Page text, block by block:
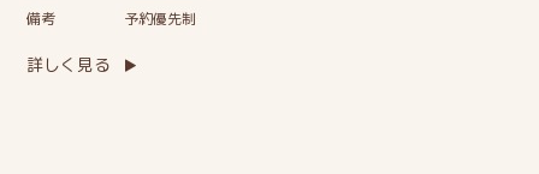
備考
予約優先制
詳しく見る